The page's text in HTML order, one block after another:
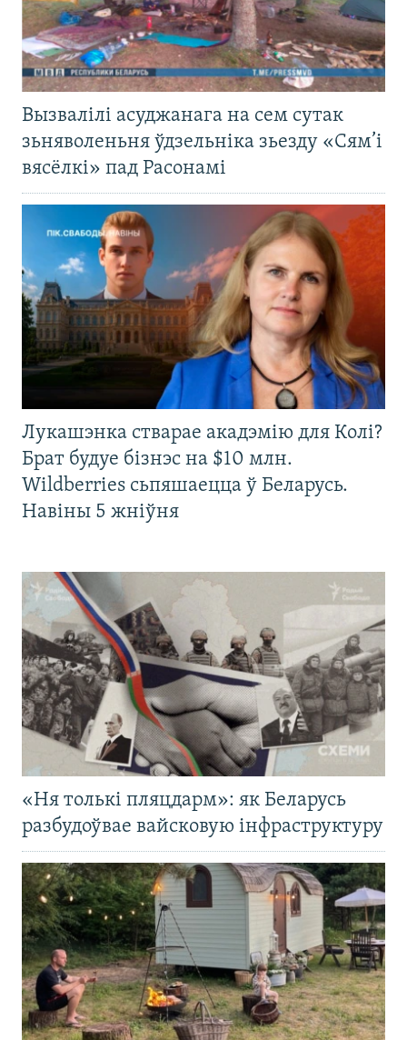
Вызвалілі асуджанага на сем сутак
зьняволеньня ўдзельніка зьезду «Сям’і
вясёлкі» пад Расонамі
Лукашэнка стварае акадэмію для Колі?
Брат будуе бізнэс на $10 млн.
Wildberries сьпяшаецца ў Беларусь.
Навіны 5 жніўня
«Ня толькі пляцдарм»: як Беларусь
разбудоўвае вайсковую інфраструктуру